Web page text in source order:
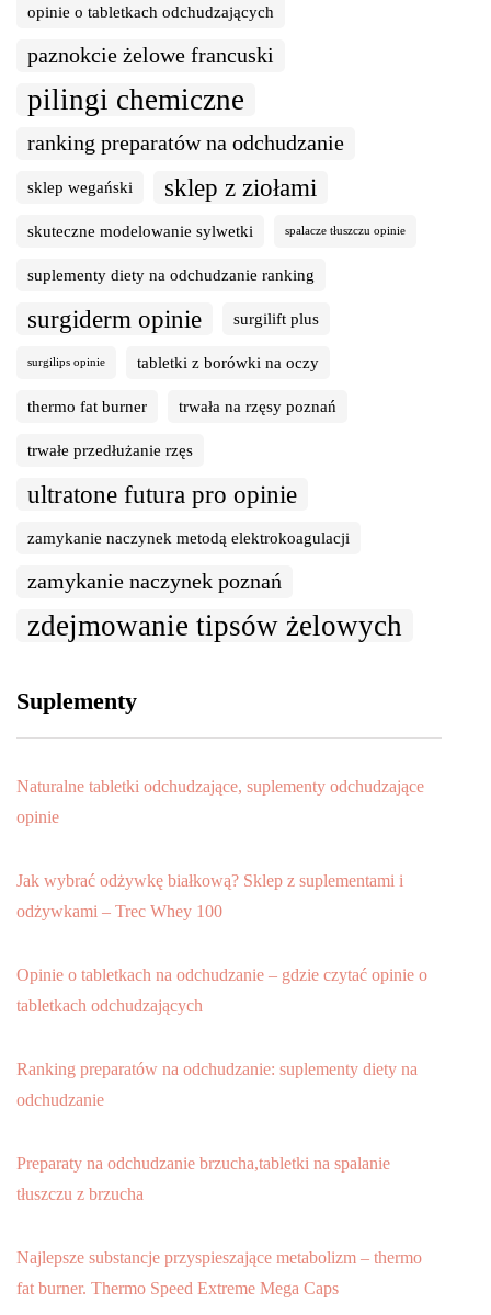
opinie o tabletkach odchudzających
paznokcie żelowe francuski
pilingi chemiczne
ranking preparatów na odchudzanie
sklep wegański sklep z ziołami
skuteczne modelowanie sylwetki spalacze tłuszczu opinie
suplementy diety na odchudzanie ranking
surgiderm opinie surgilift plus
surgilips opinie tabletki z borówki na oczy
thermo fat burner trwała na rzęsy poznań
trwałe przedłużanie rzęs
ultratone futura pro opinie
zamykanie naczynek metodą elektrokoagulacji
zamykanie naczynek poznań
zdejmowanie tipsów żelowych
Suplementy
Naturalne tabletki odchudzające, suplementy odchudzające
opinie
Jak wybrać odżywkę białkową? Sklep z suplementami i
odżywkami – Trec Whey 100
Opinie o tabletkach na odchudzanie – gdzie czytać opinie o
tabletkach odchudzających
Ranking preparatów na odchudzanie: suplementy diety na
odchudzanie
Preparaty na odchudzanie brzucha,tabletki na spalanie
tłuszczu z brzucha
Najlepsze substancje przyspieszające metabolizm – thermo
fat burner. Thermo Speed Extreme Mega Caps